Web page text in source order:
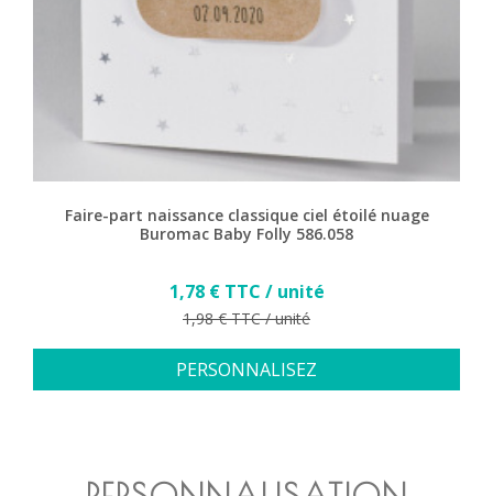
Faire-part naissance classique ciel étoilé nuage
Buromac Baby Folly 586.058
Prix
1,78 € TTC / unité
Prix de base
1,98 € TTC / unité
PERSONNALISEZ